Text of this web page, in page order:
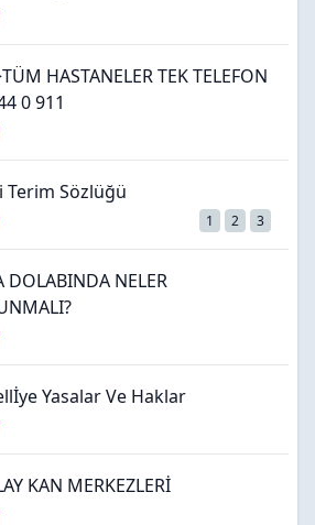
HASTANELER TEK TELEFON
0 911
Terim Sözlüğü
1 2 3
DOLABINDA NELER
Yasalar Ve Haklar
KAN MERKEZLERİ